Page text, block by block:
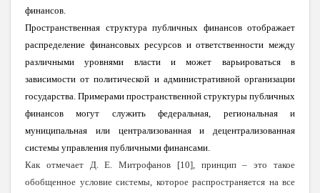
финансов.
Пространственная структура публичных финансов отображает
распределение финансовых ресурсов и ответственности между
различными уровнями власти и может варьироваться в
зависимости от политической и административной организации
государства. Примерами пространственной структуры публичных
финансов могут служить федеральная, региональная и
муниципальная или централизованная и децентрализованная
системы управления публичными финансами.
Как отмечает Д. Е. Митрофанов [10], принцип – это такое
обобщенное условие системы, которое распространяется на все